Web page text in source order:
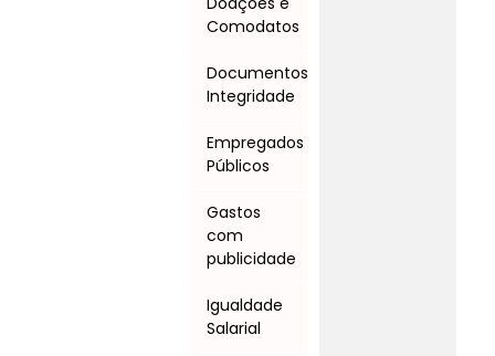
Comodatos
Documentos
Integridade
Empregados
Públicos
Gastos
com
publicidade
Igualdade
Salarial